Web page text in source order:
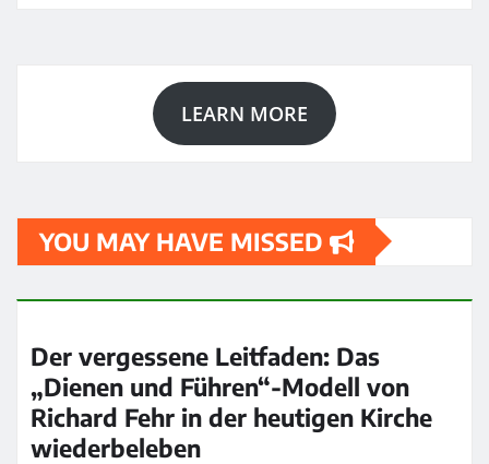
LEARN MORE
YOU MAY HAVE MISSED
Der vergessene Leitfaden: Das
„Dienen und Führen“-Modell von
Richard Fehr in der heutigen Kirche
wiederbeleben